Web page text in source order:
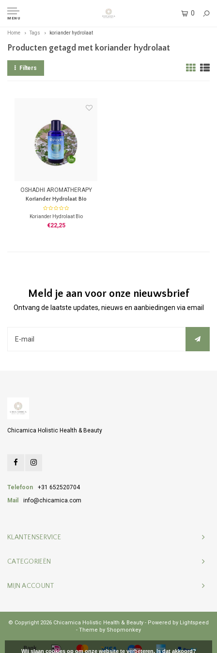
MENU
0
Home Tags koriander hydrolaat
Producten getagd met koriander hydrolaat
Filters
OSHADHI AROMATHERAPY
Koriander Hydrolaat Bio
Koriander Hydrolaat Bio
Botanische naam: Coriandrum
€22,25
Meld je aan voor onze nieuwsbrief
Ontvang de laatste updates, nieuws en aanbiedingen via email
Chicamica Holistic Health & Beauty
Telefoon
+31 652520704
Mail
info@chicamica.com
KLANTENSERVICE
CATEGORIEËN
MIJN ACCOUNT
© Copyright 2026 Chicamica Holistic Health & Beauty - Powered by Lightspeed
- Theme by Shopmonkey
Wij slaan cookies op om onze website te verbeteren. Is dat akkoord?